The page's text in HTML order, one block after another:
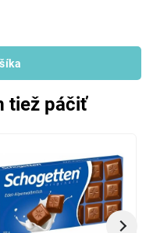
tiež páčiť